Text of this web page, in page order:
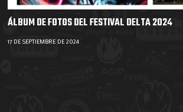
ÁLBUM DE FOTOS DEL FESTIVAL DELTA 2024
17 DE SEPTIEMBRE DE 2024